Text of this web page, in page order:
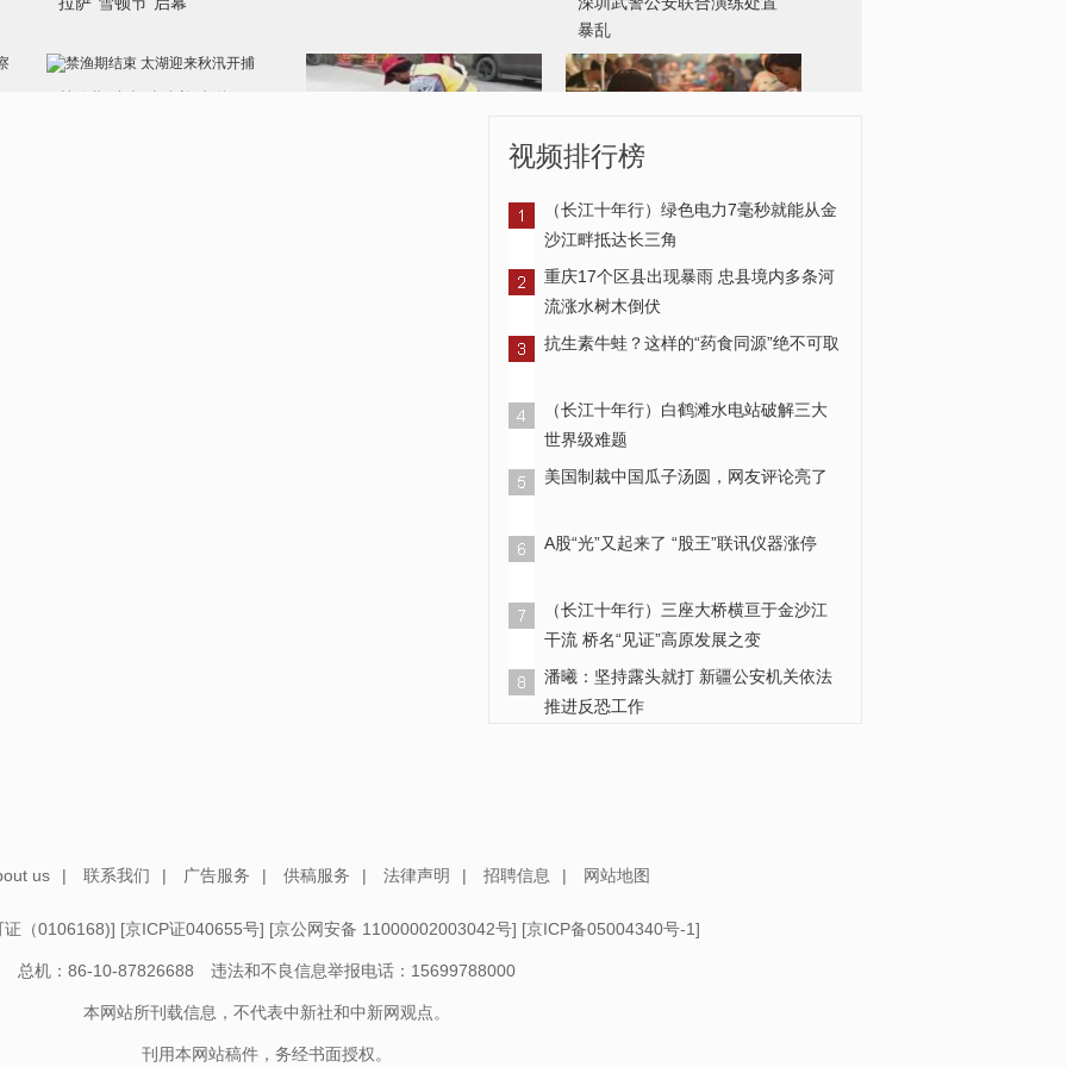
男孩掉进窨井 环卫大叔出手
相救
稳肉价保供应 还有哪些招？
视频排行榜
（长江十年行）绿色电力7毫秒就能从金
沙江畔抵达长三角
重庆17个区县出现暴雨 忠县境内多条河
流涨水树木倒伏
抗生素牛蛙？这样的“药食同源”绝不可取
（长江十年行）白鹤滩水电站破解三大
世界级难题
美国制裁中国瓜子汤圆，网友评论亮了
A股“光”又起来了 “股王”联讯仪器涨停
（长江十年行）三座大桥横亘于金沙江
干流 桥名“见证”高原发展之变
潘曦：坚持露头就打 新疆公安机关依法
推进反恐工作
us | 联系我们 | 广告服务 | 供稿服务 | 法律声明 | 招聘信息 | 网站地图
证（0106168)] [京ICP证040655号] [京公网安备 11000002003042号] [京ICP备05004340号-1]
总机：86-10-87826688 违法和不良信息举报电话：15699788000
本网站所刊载信息，不代表中新社和中新网观点。
刊用本网站稿件，务经书面授权。